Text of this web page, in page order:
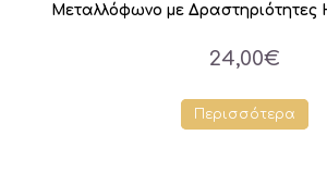
Μεταλλόφωνο με Δραστηριότητες
24,00€
Περισσότερα